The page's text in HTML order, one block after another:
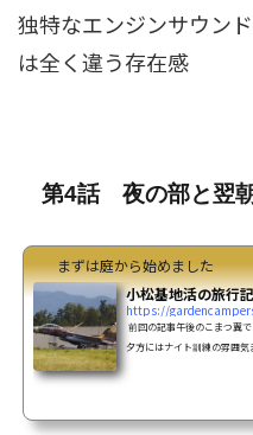
独特なエンジンサウン
は全く違う存在感
第4話 夜の部と翌
まずは庭から始めました
小松基地活の旅行
https://
前回の記事午後のこまつ翼
夕方にはナイト訓練の雰囲
に格安で泊れた ロフト付き